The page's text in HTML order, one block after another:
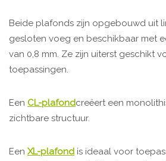
Beide plafonds zijn opgebouwd uit
gesloten voeg en beschikbaar met
van 0,8 mm. Ze zijn uiterst geschikt
toepassingen.
Een CL-plafondcreëert een
zichtbare structuur.
Een XL-plafond is ideaal voor